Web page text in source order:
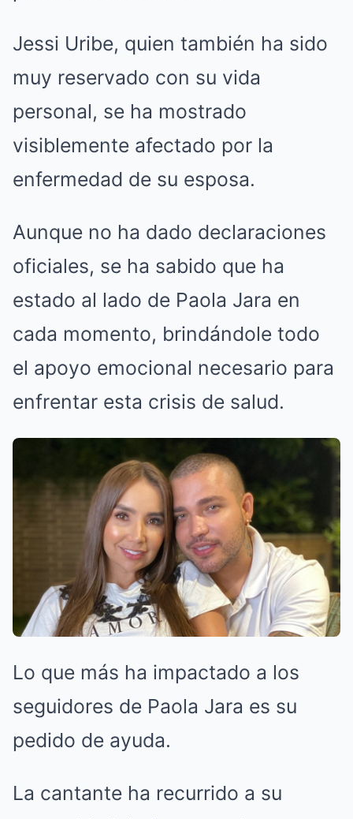
Jessi Uribe, quien también ha sido
muy reservado con su vida
personal, se ha mostrado
visiblemente afectado por la
enfermedad de su esposa.
Aunque no ha dado declaraciones
oficiales, se ha sabido que ha
estado al lado de Paola Jara en
cada momento, brindándole todo
el apoyo emocional necesario para
enfrentar esta crisis de salud.
Lo que más ha impactado a los
seguidores de Paola Jara es su
pedido de ayuda.
La cantante ha recurrido a su